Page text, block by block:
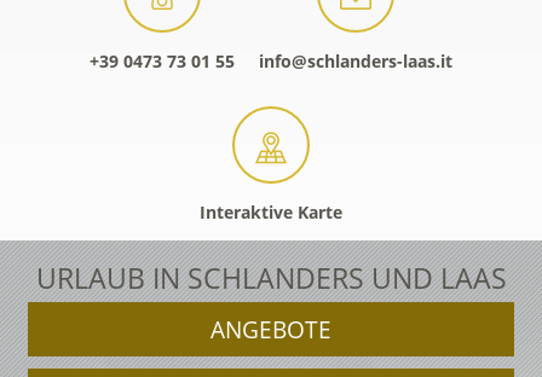
+39 0473 73 01 55 info@schlanders-laas.it
Interaktive Karte
URLAUB IN SCHLANDERS UND LAAS
ANGEBOTE